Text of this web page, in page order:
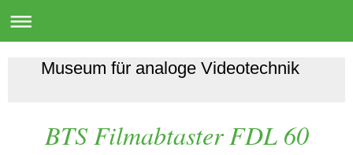
Museum für analoge Videotechnik
BTS Filmabtaster FDL 60